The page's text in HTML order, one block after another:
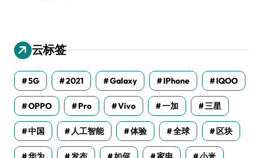
云标签
5G 2021 Galaxy IPhone IQOO
OPPO Pro Vivo 一加 三星
中国 人工智能 体验 全球 区块